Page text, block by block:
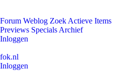
Forum Weblog Zoek Actieve Items
Previews Specials Archief
Inloggen
fok.nl
Inloggen